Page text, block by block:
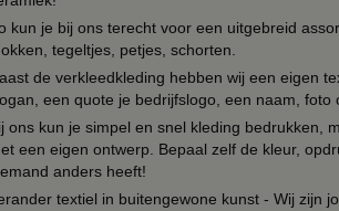
kun je bij ons terecht voor een uitgebreid
tegeltjes, petjes, schorten.
de verkleedkleding hebben wij een eigen
een quote je bedrijfslogo, een naam, foto
ons kun je simpel en snel kleding bedrukken,
een eigen ontwerp. Bepaal zelf de kleur,
anders heeft!
textiel in buitengewone kunst - Wij zijn